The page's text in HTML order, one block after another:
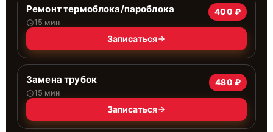
Ремонт термоблока/пароблока
15 мин
400 ₽
Записаться
Замена трубок
15 мин
480 ₽
Записаться